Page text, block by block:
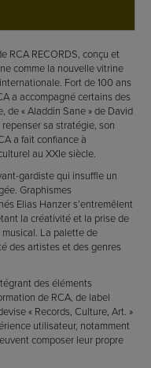
RCA RECORDS, conçu et
comme la nouvelle vitrine
Fort de 100 ans
a accompagné certains des
de « Aladdin Sane » de David
sa stratégie, son
a fait confiance à
au XXIe siècle.
gardiste qui insuffle un
Graphismes
Elias Hanzer s’entremêlent
la créativité et la prise de
La palette de
des artistes et des genres
des éléments
de RCA, de label
« Records, Culture, Art. »
utilisateur, notamment
composer leur propre